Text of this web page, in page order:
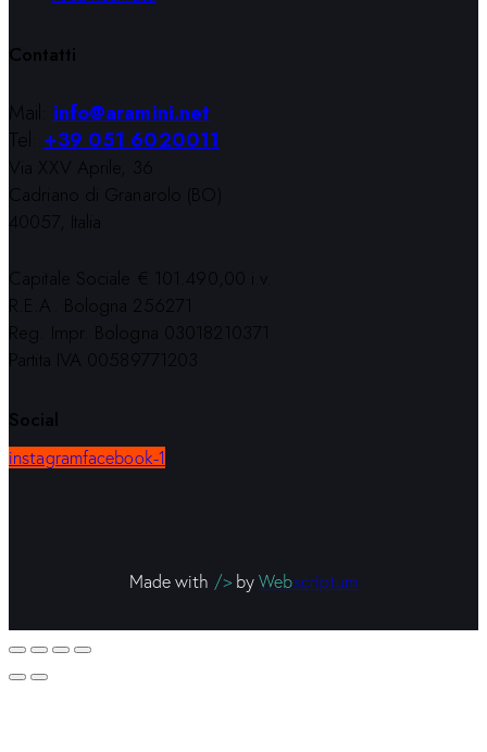
Contatti
Mail:info@aramini.net
Tel:+39 051 6020011
Via XXV Aprile, 36
Cadriano di Granarolo (BO)
40057, Italia
Capitale Sociale € 101.490,00 i.v.
R.E.A. Bologna 256271
Reg. Impr. Bologna 03018210371
Partita IVA 00589771203
Social
instagramfacebook-1
Made with />byWebscriptum